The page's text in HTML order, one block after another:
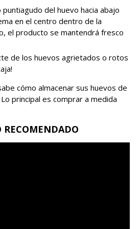
del huevo hacia abajo
en el centro dentro de la
el producto se mantendrá fresco
de los huevos agrietados o rotos
cómo almacenar sus huevos de
principal es comprar a medida
RECOMENDADO